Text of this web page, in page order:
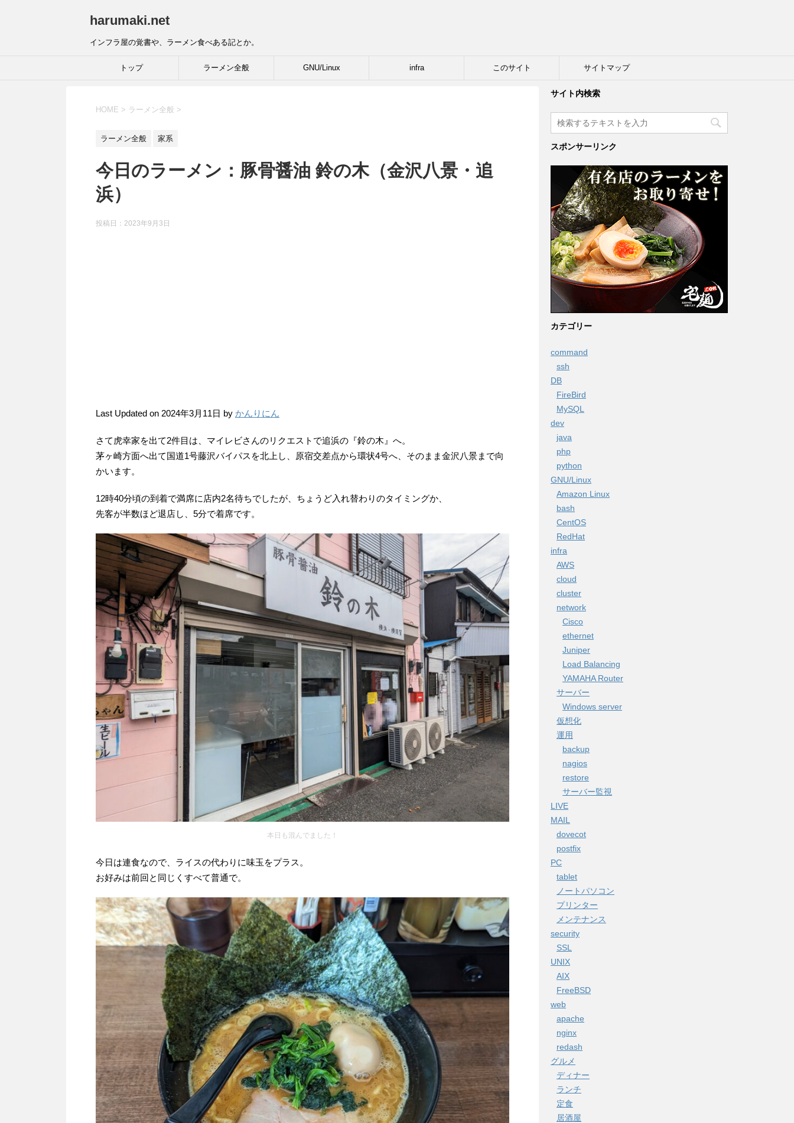
harumaki.net
インフラ屋の覚書や、ラーメン食べある記とか。
トップ ラーメン全般 GNU/Linux infra このサイト サイトマップ
HOME > ラーメン全般 >
ラーメン全般 家系
今日のラーメン：豚骨醤油 鈴の木（金沢八景・追
浜）
投稿日：2023年9月3日
Last Updated on 2024年3月11日 by かんりにん
さて虎幸家を出て2件目は、マイレビさんのリクエストで追浜の『鈴の木』へ。
茅ヶ崎方面へ出て国道1号藤沢バイパスを北上し、原宿交差点から環状4号へ、そのまま金沢八景まで向
かいます。
12時40分頃の到着で満席に店内2名待ちでしたが、ちょうど入れ替わりのタイミングか、
先客が半数ほど退店し、5分で着席です。
本日も混んでました！
今日は連食なので、ライスの代わりに味玉をプラス。
お好みは前回と同じくすべて普通で。
サイト内検索
スポンサーリンク
カテゴリー
command
ssh
DB
FireBird
MySQL
dev
java
php
python
GNU/Linux
Amazon Linux
bash
CentOS
RedHat
infra
AWS
cloud
cluster
network
Cisco
ethernet
Juniper
Load Balancing
YAMAHA Router
サーバー
Windows server
仮想化
運用
backup
nagios
restore
サーバー監視
LIVE
MAIL
dovecot
postfix
PC
tablet
ノートパソコン
プリンター
メンテナンス
security
SSL
UNIX
AIX
FreeBSD
web
apache
nginx
redash
グルメ
ディナー
ランチ
定食
居酒屋